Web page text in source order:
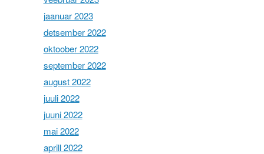
jaanuar 2023
detsember 2022
oktoober 2022
september 2022
august 2022
juuli 2022
juuni 2022
mai 2022
aprill 2022